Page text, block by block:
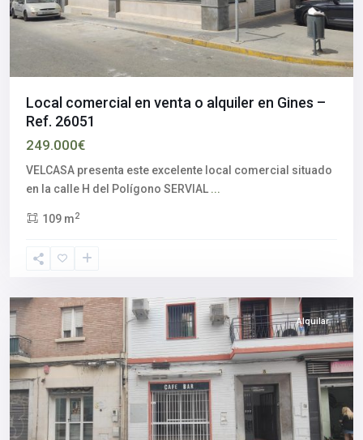
Local comercial en venta o alquiler en Gines –
Ref. 26051
249.000€
VELCASA presenta este excelente local comercial situado
en la calle H del Polígono SERVIAL ...
109 m2
Centro
Sevilla
Alquilar